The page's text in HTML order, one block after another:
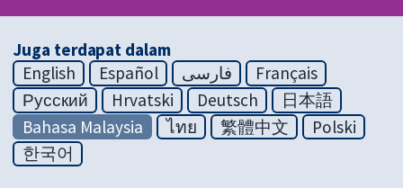
Juga terdapat dalam
English
Español فارسی
Français
Русский
Hrvatski Deutsch
日本語
Bahasa Malaysia
ไทย 繁體中文
Polski
한국어